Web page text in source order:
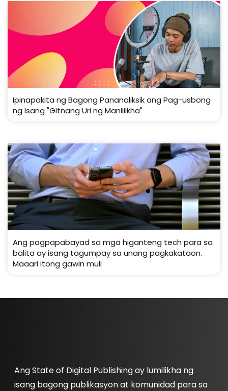
Ipinapakita ng Bagong Pananaliksik ang Pag-usbong
ng Isang "Gitnang Uri ng Manlilikha"
Ang pagpapabayad sa mga higanteng tech para sa
balita ay isang tagumpay sa unang pagkakataon.
Maaari itong gawin muli
Ang State of Digital Publishing ay lumilikha ng
isang bagong publikasyon at komunidad para sa